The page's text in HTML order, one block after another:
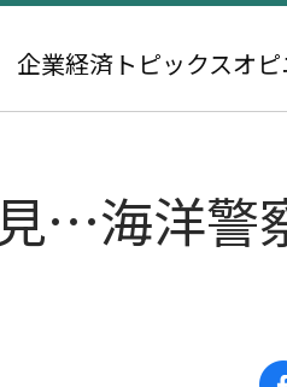
企業経済 トピックスオ
…海洋警